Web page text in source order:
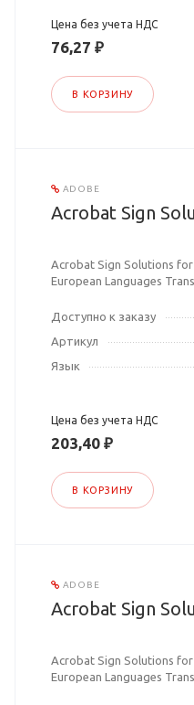
Цена без учета НДС
76,27 ₽
В КОРЗИНУ
ADOBE
Acrobat Sign
Acrobat Sign Solutions
European Languages
Доступно к заказу
Артикул
Язык
Цена без учета НДС
203,40 ₽
В КОРЗИНУ
ADOBE
Acrobat Sign
Acrobat Sign Solutions
European Languages